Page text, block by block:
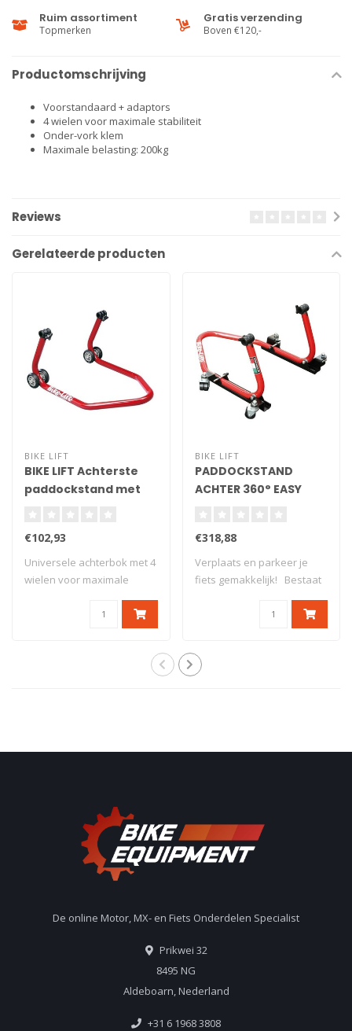
Ruim assortiment
Topmerken
Gratis verzending
Boven €120,-
Productomschrijving
Voorstandaard + adaptors
4 wielen voor maximale stabiliteit
Onder-vork klem
Maximale belasting: 200kg
Reviews
Gerelateerde producten
BIKE LIFT
BIKE LIFT Achterste
paddockstand met
€102,93
Universele achterbok met 4
wielen voor maximale
BIKE LIFT
PADDOCKSTAND
ACHTER 360° EASY
€318,88
Verplaats en parkeer je
fiets gemakkelijk! Bestaat
De online Motor, MX- en Fiets Onderdelen Specialist
Prikwei 32
8495 NG
Aldeboarn, Nederland
+31 6 1968 3808